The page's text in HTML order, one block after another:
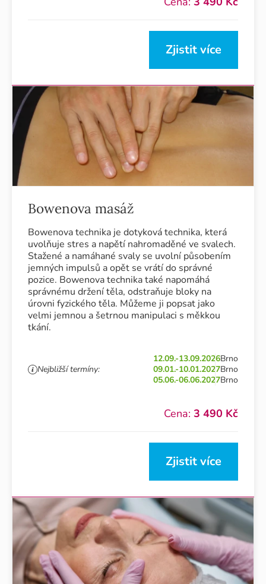
Zjistit více
Bowenova masáž
Bowenova technika je dotyková technika, která
uvolňuje stres a napětí nahromaděné ve svalech.
Stažené a namáhané svaly se uvolní působením
jemných impulsů a opět se vrátí do správné
pozice. Bowenova technika také napomáhá
správnému držení těla, odstraňuje bloky na
úrovni fyzického těla. Můžeme ji popsat jako
velmi jemnou a šetrnou manipulaci s měkkou
tkání.
Nejbližší termíny:
12.09.-13.09.2026Brno
09.01.-10.01.2027Brno
05.06.-06.06.2027Brno
Cena: 3 490 Kč
Zjistit více